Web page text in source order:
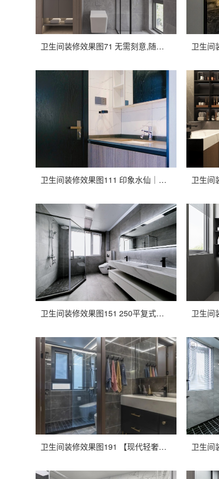
卫生间装修效果图71 无需刻意,随心自然 | 云隐设计
卫生间装修效果图111 印象水仙｜亦温情、亦潮流的自在居所，79㎡现代风
卫生间装修效果图151 250平复式楼完工，现代简约风
卫生间装修效果图191 【现代轻奢案例赏析】光明嘉苑-138平